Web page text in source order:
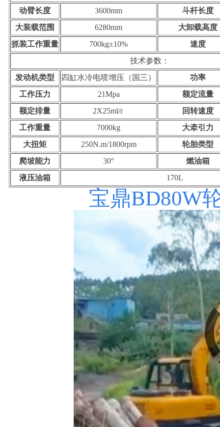
动臂长度
3600mm
斗杆长度
大装载范围
6280mm
大卸载高度
抓装工作重量
700kg±10%
速度
技术参数：
发动机类型
四缸水冷电喷增压（国三）
功率
工作压力
21Mpa
额定流量
额定排量
2X25ml/r
回转速度
工作重量
7000kg
大牵引力
大扭矩
250N.m/1800rpm
轮胎类型
爬坡能力
30°
燃油箱
液压油箱
170L
宝鼎BD80W